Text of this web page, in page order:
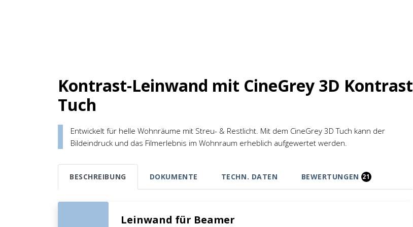
Kontrast-Leinwand mit CineGrey 3D Kontrast
Tuch
Entwickelt für helle Wohnräume mit Streu- & Restlicht. Mit dem CineGrey 3D Tuch kann der
Bildeindruck und das Filmerlebnis im Wohnraum erheblich aufgewertet werden.
BESCHREIBUNG DOKUMENTE TECHN. DATEN BEWERTUNGEN 21
Leinwand für Beamer